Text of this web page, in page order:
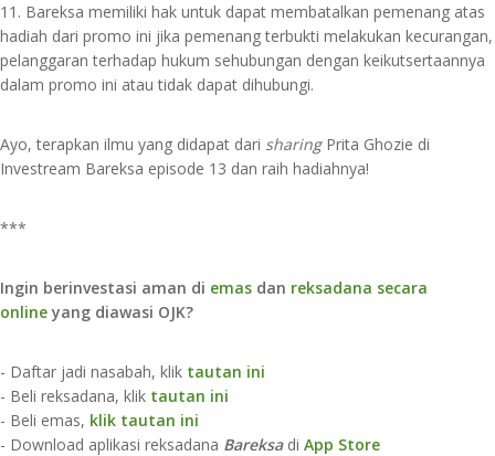
11. Bareksa memiliki hak untuk dapat membatalkan pemenang atas
hadiah dari promo ini jika pemenang terbukti melakukan kecurangan,
pelanggaran terhadap hukum sehubungan dengan keikutsertaannya
dalam promo ini atau tidak dapat dihubungi.⁣
Ayo, terapkan ilmu yang didapat dari sharing Prita Ghozie di
Investream Bareksa episode 13 dan raih hadiahnya!
***
Ingin berinvestasi aman di emas dan reksadana secara
online yang diawasi OJK?
- Daftar jadi nasabah, klik tautan ini
- Beli reksadana, klik tautan ini
- Beli emas, klik tautan ini
- Download aplikasi reksadana Bareksa di App Store​